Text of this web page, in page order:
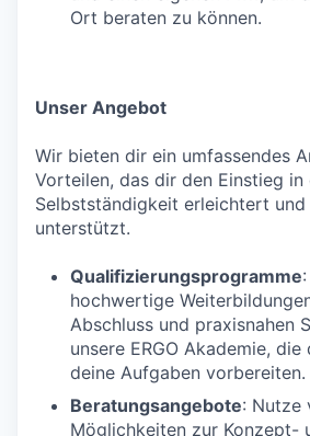
Ort beraten zu können.
Unser Angebot
Wir bieten dir ein umfassendes
Vorteilen, das dir den Einstieg in
Selbstständigkeit erleichtert
unterstützt.
Qualifizierungsprogramme
hochwertige
Abschluss und praxisnahen
unsere ERGO Akademie,
deine Aufgaben vorbereiten.
Beratungsangebote: Nutze
Möglichkeiten zur Konzept-